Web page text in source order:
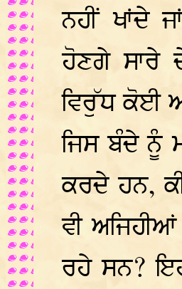
ਨਹੀਂ ਖਾਂਦੇ
ਹੋਣਗੇ ਸਾਰੇ
ਵਿਰੁੱਧ ਕੋਈ
ਜਿਸ ਬੰਦੇ ਨੂੰ
ਕਰਦੇ ਹਨ,
ਵੀ
ਰਹੇ ਸਨ?